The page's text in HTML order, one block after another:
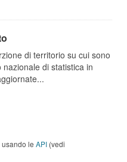
di territorio su cui sono
di statistica in
le API (vedi